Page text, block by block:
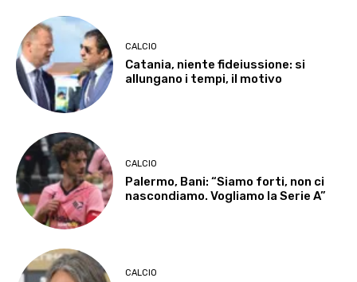
CALCIO
Catania, niente fideiussione: si
allungano i tempi, il motivo
CALCIO
Palermo, Bani: “Siamo forti, non ci
nascondiamo. Vogliamo la Serie A”
CALCIO